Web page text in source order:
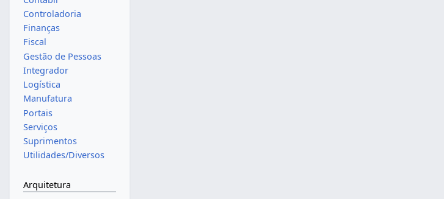
Controladoria
Finanças
Fiscal
Gestão de Pessoas
Integrador
Logística
Manufatura
Portais
Serviços
Suprimentos
Utilidades/Diversos
Arquitetura